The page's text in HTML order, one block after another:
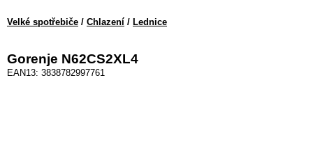
Velké spotřebiče / Chlazení / Lednice
Gorenje N62CS2XL4
EAN13: 3838782997761